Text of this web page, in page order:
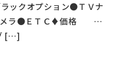
オプション●ＴＶナ
メラ●ＥＴＣ♦価格 …
[…]